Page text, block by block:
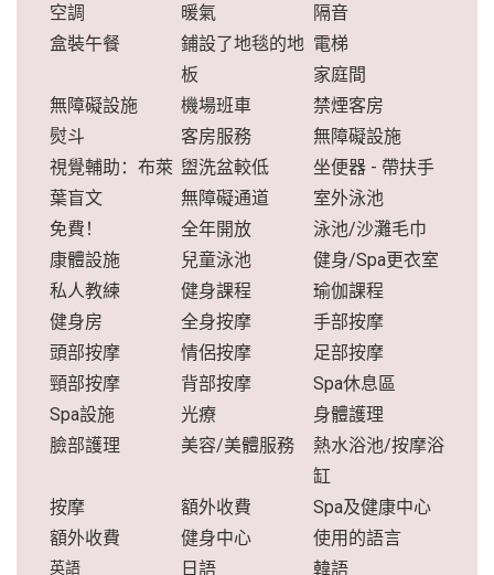
空調
暖氣
隔音
盒裝午餐
鋪設了地毯的地
板
電梯
家庭間
無障礙設施
機場班車
禁煙客房
熨斗
客房服務
無障礙設施
視覺輔助：布萊
葉盲文
盥洗盆較低
坐便器 - 帶扶手
無障礙通道
室外泳池
免費！
全年開放
泳池/沙灘毛巾
康體設施
兒童泳池
健身/Spa更衣室
私人教練
健身課程
瑜伽課程
健身房
全身按摩
手部按摩
頭部按摩
情侶按摩
足部按摩
頸部按摩
背部按摩
Spa休息區
Spa設施
光療
身體護理
臉部護理
美容/美體服務
熱水浴池/按摩浴
缸
按摩
額外收費
Spa及健康中心
額外收費
健身中心 使用的語言
英語 日語
韓語